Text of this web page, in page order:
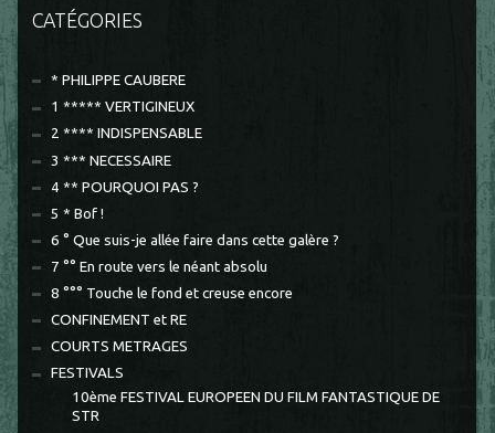
CATÉGORIES
* PHILIPPE CAUBERE
1 ***** VERTIGINEUX
2 **** INDISPENSABLE
3 *** NECESSAIRE
4 ** POURQUOI PAS ?
5 * Bof !
6 ° Que suis-je allée faire dans cette galère ?
7 °° En route vers le néant absolu
8 °°° Touche le fond et creuse encore
CONFINEMENT et RE
COURTS METRAGES
FESTIVALS
10ème FESTIVAL EUROPEEN DU FILM FANTASTIQUE DE
STR